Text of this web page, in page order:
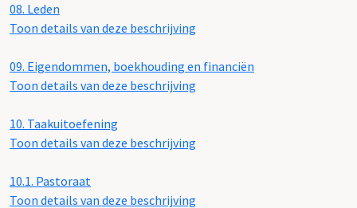
08. Leden
Toon details van deze beschrijving
09. Eigendommen, boekhouding en financiën
Toon details van deze beschrijving
10. Taakuitoefening
Toon details van deze beschrijving
10.1. Pastoraat
Toon details van deze beschrijving